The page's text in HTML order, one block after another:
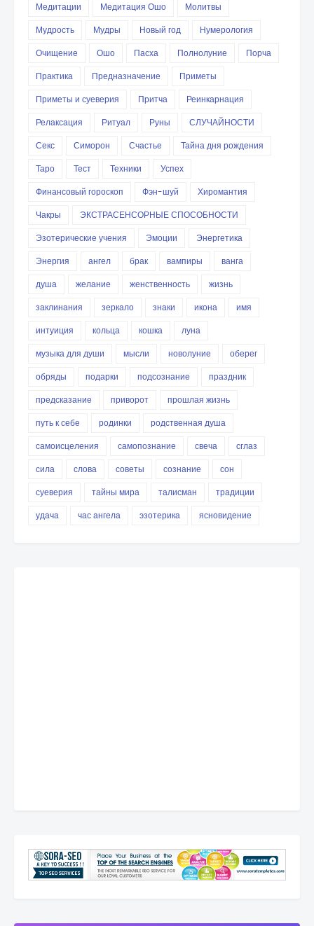
Медитации
Медитация Ошо
Молитвы
Мудрость
Мудры Новый год
Нумерология
Очищение
Ошо Пасха Полнолуние
Порча
Практика
Предназначение
Приметы
Приметы и суеверия
Притча
Реинкарнация
Релаксация
Ритуал Руны
СЛУЧАЙНОСТИ
Секс
Симорон Счастье
Тайна дня рождения
Таро
Тест Техники
Успех
Финансовый гороскоп
Фэн-шуй
Хиромантия
Чакры
ЭКСТРАСЕНСОРНЫЕ СПОСОБНОСТИ
Эзотерические учения
Эмоции
Энергетика
Энергия
ангел брак вампиры
ванга
душа
желание женственность
жизнь
заклинания
зеркало знаки икона
имя
интуиция
кольца кошка
луна
музыка для души
мысли новолуние
оберег
обряды
подарки подсознание
праздник
предсказание
приворот
прошлая жизнь
путь к себе
родинки
родственная душа
самоисцеления
самопознание свеча
сглаз
сила
слова советы сознание
сон
суеверия
тайны мира талисман
традиции
удача
час ангела эзотерика ясновидение